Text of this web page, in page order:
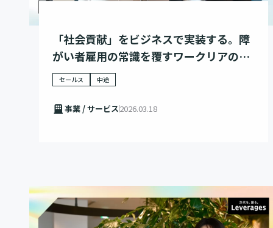
「社会貢献」をビジネスで実装する。障
がい者雇用の常識を覆すワークリアの挑
戦セールス 中途
事業 / サービス2026.03.18